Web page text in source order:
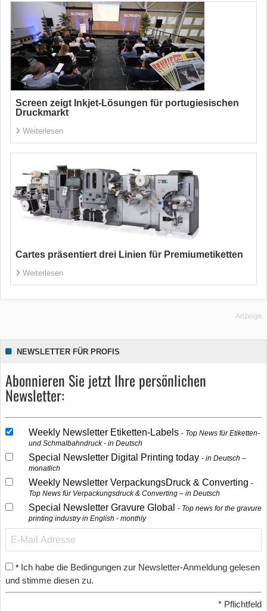
Screen zeigt Inkjet-Lösungen für portugiesischen
Druckmarkt
Weiterlesen
Cartes präsentiert drei Linien für Premiumetiketten
Weiterlesen
Anzeige
NEWSLETTER FÜR PROFIS
Abonnieren Sie jetzt Ihre persönlichen
Newsletter:
Weekly Newsletter Etiketten-Labels
Top News für Etiketten-
und Schmalbahndruck - in Deutsch
Special Newsletter Digital Printing today
in Deutsch –
monatlich
Weekly Newsletter VerpackungsDruck & Converting
Top News für Verpackungsdruck & Converting – in Deutsch
Special Newsletter Gravure Global
Top news for the gravure
printing industry in English - monthly
* Ich habe die Bedingungen zur Newsletter-Anmeldung gelesen
und stimme diesen zu.
* Pflichtfeld